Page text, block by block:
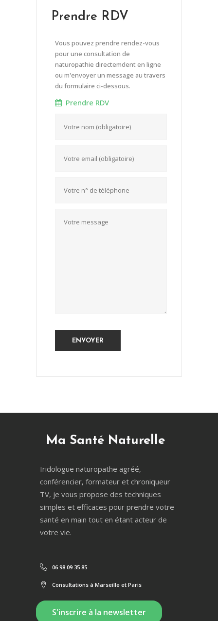
Prendre RDV
Vous pouvez prendre rendez-vous
pour une consultation de
naturopathie directemdent en ligne
ou m'envoyer un message au travers
du formulaire ci-dessous.
Prendre RDV
Ma Santé Naturelle
Iridologue naturopathe agréé,
conférencier, formateur et chroniqueur
TV, je vous propose des techniques
simples et efficaces pour prendre votre
santé en main tout en étant acteur de
votre vie.
06 98 09 35 85
Consultations à Marseille et Paris
S'inscrire à la newsletter